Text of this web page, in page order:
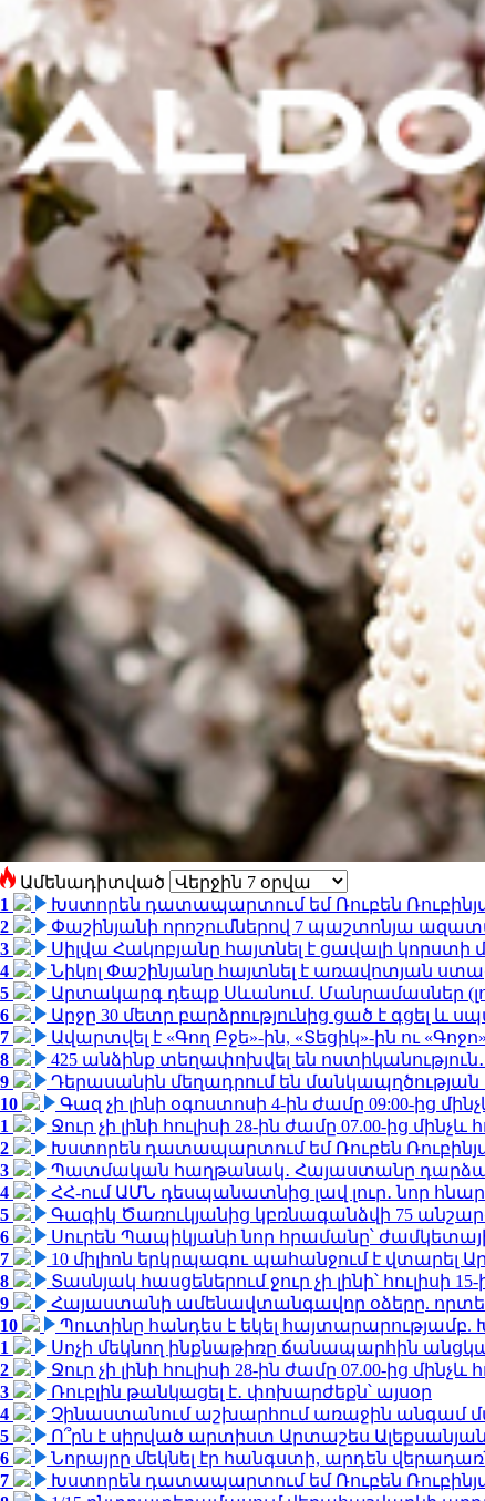
Ամենադիտված
1
Խստորեն դատապարտում եմ Ռուբեն
2
Փաշինյանի որոշումներով 7 պաշտոնյա
3
Սիլվա Հակոբյանը հայտնել է ցավալի կորստի
4
Նիկոլ Փաշինյանը հայտնել է առավոտյան
5
Արտակարգ դեպք Սևանում. Մանրամասներ
6
Արջը 30 մետր բարձրությունից ցած է գցել և
7
Ավարտվել է «Գող Բջե»-ին, «Տեցիկ»-ին ու
8
425 անձինք տեղափոխվել են
9
Դերասանին մեղադրում են մանկապղծության
10
Գազ չի լինի օգոստոսի 4-ին ժամը 09:00-ից
1
Ջուր չի լինի հուլիսի 28-ին ժամը 07.00-ից մինչև
2
Խստորեն դատապարտում եմ Ռուբեն
3
Պատմական հաղթանակ․ Հայաստանը
4
ՀՀ-ում ԱՄՆ դեսպանատնից լավ լուր․ նոր
5
Գագիկ Ծառուկյանից կբռնագանձվի 75 անշարժ
6
Սուրեն Պապիկյանի նոր հրամանը՝
7
10 միլիոն երկրպագու պահանջում է վտարել
8
Տասնյակ հասցեներում ջուր չի լինի՝ հուլիսի 15-
9
Հայաստանի ամենավտանգավոր օձերը.
10
Պուտինը հանդես է եկել հայտարարությամբ.
1
Սոչի մեկնող ինքնաթիռը ճանապարհին
2
Ջուր չի լինի հուլիսի 28-ին ժամը 07.00-ից մինչև
3
Ռուբլին թանկացել է․ փոխարժեքն՝ այսօր
4
Չինաստանում աշխարհում առաջին անգամ
5
Ո՞րն է սիրված արտիստ Արտաշես
6
Նորայրը մեկնել էր հանգստի, արդեն
7
Խստորեն դատապարտում եմ Ռուբեն